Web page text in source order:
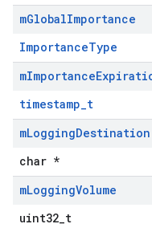
mGlobalImportance
ImportanceType
mImportance
timestamp_t
mLoggingDestination
char *
mLoggingVolume
uint32_t